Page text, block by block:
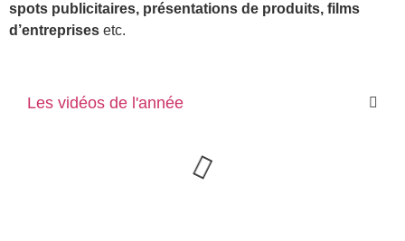
spots publicitaires, présentations de produits, films
d’entreprises etc.
Les vidéos de l'année